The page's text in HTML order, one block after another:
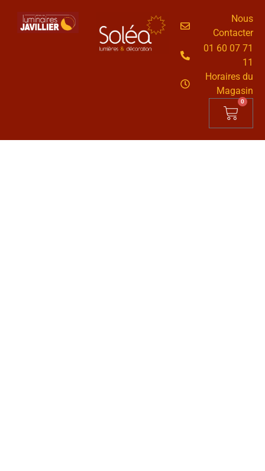
Nous
Contacter
01 60 07 71
11
Horaires du
Magasin
0